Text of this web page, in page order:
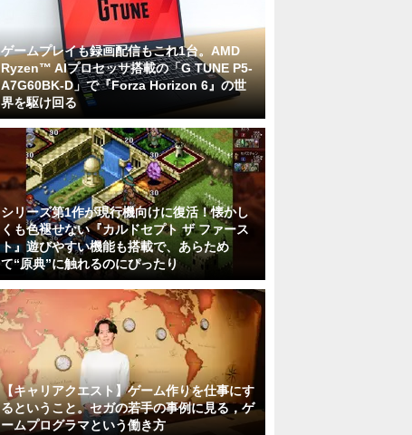
ゲームプレイも録画配信もこれ1台。AMD
Ryzen™ AIプロセッサ搭載の「G TUNE P5-
A7G60BK-D」で『Forza Horizon 6』の世
界を駆け回る
シリーズ第1作が現行機向けに復活！懐かし
くも色褪せない『カルドセプト ザ ファース
ト』遊びやすい機能も搭載で、あらため
て“原典”に触れるのにぴったり
【キャリアクエスト】ゲーム作りを仕事にす
るということ。セガの若手の事例に見る，ゲ
ームプログラマという働き方